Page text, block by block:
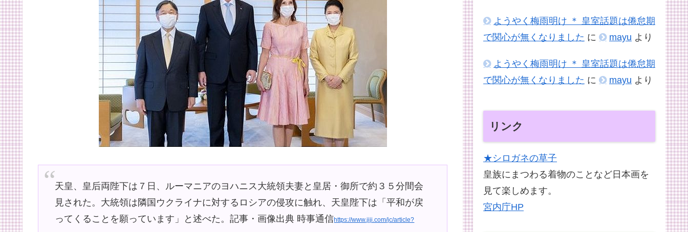
天皇、皇后両陛下は７日、ルーマニアのヨハニス大統領夫妻と皇居・御所で約３５分間会
見された。大統領は隣国ウクライナに対するロシアの侵攻に触れ、天皇陛下は「平和が戻
ってくることを願っています」と述べた。記事・画像出典 時事通信https://www.jiji.com/jc/article?
ようやく梅雨明け ＊ 皇室話題は倦怠期
で関心が無くなりました に mayu より
ようやく梅雨明け ＊ 皇室話題は倦怠期
で関心が無くなりました に mayu より
リンク
★シロガネの草子
皇族にまつわる着物のことなど日本画を
見て楽しめます。
宮内庁HP